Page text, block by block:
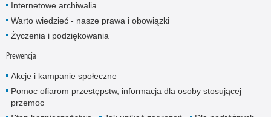
Internetowe archiwalia
Warto wiedzieć - nasze prawa i obowiązki
Życzenia i podziękowania
Prewencja
Akcje i kampanie społeczne
Pomoc ofiarom przestępstw, informacja dla osoby stosującej
przemoc